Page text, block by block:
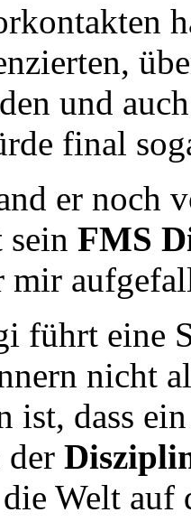
und
final
er noch
sein FMS
mir
führt eine
nicht
ist, dass
der
Welt